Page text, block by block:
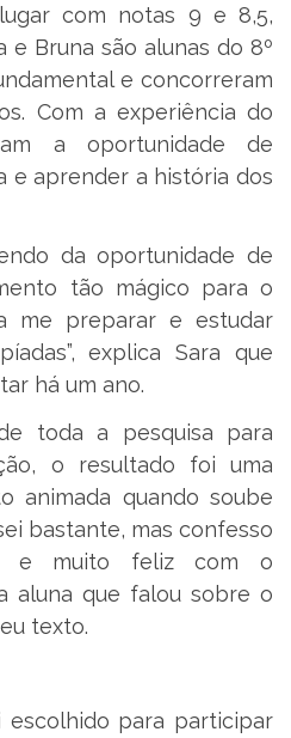
com notas 9 e 8,5,
e Bruna são alunas do 8º
e concorreram
Com a experiência do
a oportunidade de
e aprender a história dos
da oportunidade de
tão mágico para o
me preparar e estudar
explica Sara que
há um ano.
toda a pesquisa para
o resultado foi uma
animada quando soube
bastante, mas confesso
e muito feliz com o
aluna que falou sobre o
texto.
para participar